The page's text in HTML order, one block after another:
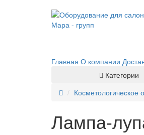
Главная О компании
Категории
Косметологическое
Лампа-